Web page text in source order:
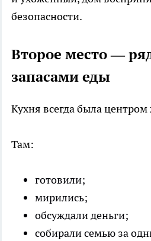
безопасности.
Второе место —
запасами еды
Кухня всегда была
Там:
готовили;
мирились;
обсуждали деньги;
собирали семью за